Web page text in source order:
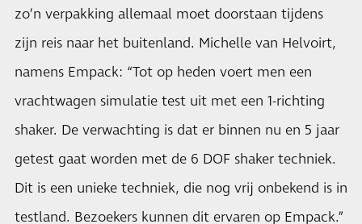
zo’n verpakking allemaal moet doorstaan tijdens
zijn reis naar het buitenland. Michelle van Helvoirt,
namens Empack: “Tot op heden voert men een
vrachtwagen simulatie test uit met een 1-richting
shaker. De verwachting is dat er binnen nu en 5 jaar
getest gaat worden met de 6 DOF shaker techniek.
Dit is een unieke techniek, die nog vrij onbekend is in
testland. Bezoekers kunnen dit ervaren op Empack.”